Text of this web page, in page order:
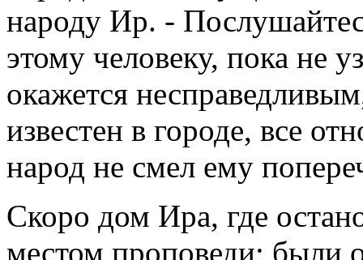
народу Ир. -
этому человеку, пока не
окажется
известен в городе, все
народ не смел ему
Скоро дом Ира, где
местом проповеди; были